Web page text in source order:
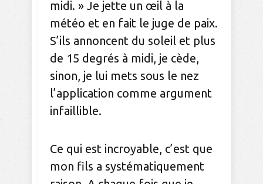
midi. » Je jette un œil à la
météo et en fait le juge de paix.
S’ils annoncent du soleil et plus
de 15 degrés à midi, je cède,
sinon, je lui mets sous le nez
l’application comme argument
infaillible.
Ce qui est incroyable, c’est que
mon fils a systématiquement